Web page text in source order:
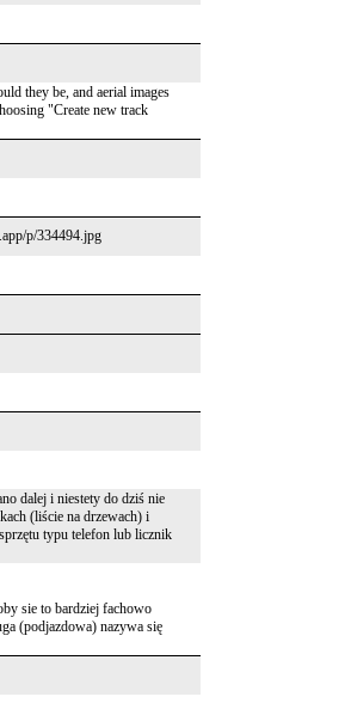
they be, and aerial images
"Create new track
p/334494.jpg
dalej i niestety do dziś nie
(liście na drzewach) i
typu telefon lub licznik
sie to bardziej fachowo
(podjazdowa) nazywa się